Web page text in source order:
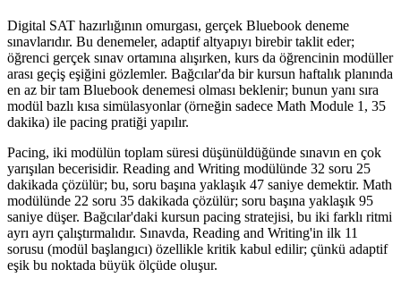
Digital SAT hazırlığının omurgası, gerçek Bluebook deneme
sınavlarıdır. Bu denemeler, adaptif altyapıyı birebir taklit eder;
öğrenci gerçek sınav ortamına alışırken, kurs da öğrencinin modüller
arası geçiş eşiğini gözlemler. Bağcılar'da bir kursun haftalık planında
en az bir tam Bluebook denemesi olması beklenir; bunun yanı sıra
modül bazlı kısa simülasyonlar (örneğin sadece Math Module 1, 35
dakika) ile pacing pratiği yapılır.
Pacing, iki modülün toplam süresi düşünüldüğünde sınavın en çok
yarışılan becerisidir. Reading and Writing modülünde 32 soru 25
dakikada çözülür; bu, soru başına yaklaşık 47 saniye demektir. Math
modülünde 22 soru 35 dakikada çözülür; soru başına yaklaşık 95
saniye düşer. Bağcılar'daki kursun pacing stratejisi, bu iki farklı ritmi
ayrı ayrı çalıştırmalıdır. Sınavda, Reading and Writing'in ilk 11
sorusu (modül başlangıcı) özellikle kritik kabul edilir; çünkü adaptif
eşik bu noktada büyük ölçüde oluşur.